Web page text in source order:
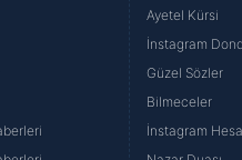
Metnimizi ziyaret
Kanunu uyarınca
ilgili bilgi almak için
Ayetel Kürsi
İnstagram
Güzel Sözler
Bilmeceler
İnstagram